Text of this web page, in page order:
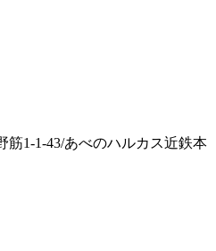
筋1-1-43/あべのハルカス近鉄本